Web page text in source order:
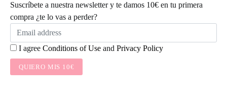
Suscríbete a nuestra newsletter y te damos 10€ en tu primera
compra ¿te lo vas a perder?
I agree Conditions of Use and Privacy Policy
QUIERO MIS 10€